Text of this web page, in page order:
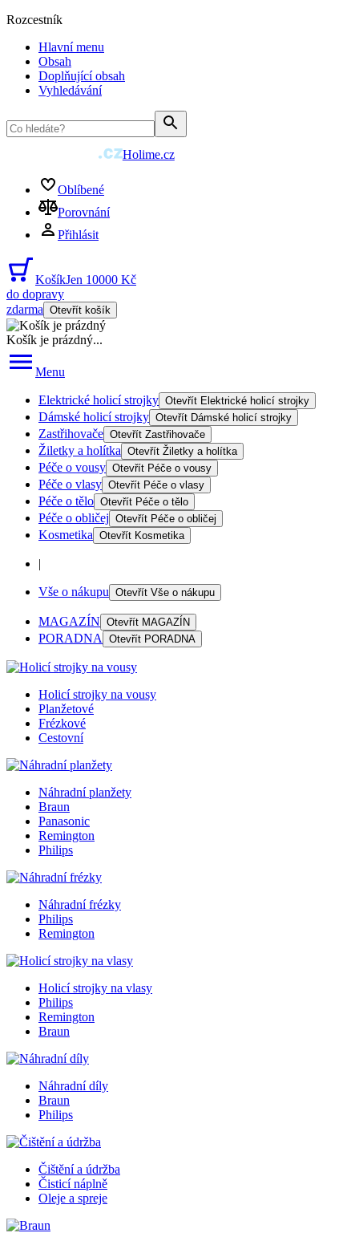
Rozcestník
Hlavní menu
Obsah
Doplňující obsah
Vyhledávání
Holime.cz
Oblíbené
Porovnání
Přihlásit
KošíkJen 10000 Kč
do dopravy
zdarma Otevřít košík
Košík je prázdný...
Menu
Elektrické holicí strojky Otevřít Elektrické holicí strojky
Dámské holicí strojky Otevřít Dámské holicí strojky
Zastřihovače Otevřít Zastřihovače
Žiletky a holítka Otevřít Žiletky a holítka
Péče o vousy Otevřít Péče o vousy
Péče o vlasy Otevřít Péče o vlasy
Péče o tělo Otevřít Péče o tělo
Péče o obličej Otevřít Péče o obličej
Kosmetika Otevřít Kosmetika
|
Vše o nákupu Otevřít Vše o nákupu
MAGAZÍN Otevřít MAGAZÍN
PORADNA Otevřít PORADNA
Holicí strojky na vousy
Planžetové
Frézkové
Cestovní
Náhradní planžety
Braun
Panasonic
Remington
Philips
Náhradní frézky
Philips
Remington
Holicí strojky na vlasy
Philips
Remington
Braun
Náhradní díly
Braun
Philips
Čištění a údržba
Čisticí náplně
Oleje a spreje